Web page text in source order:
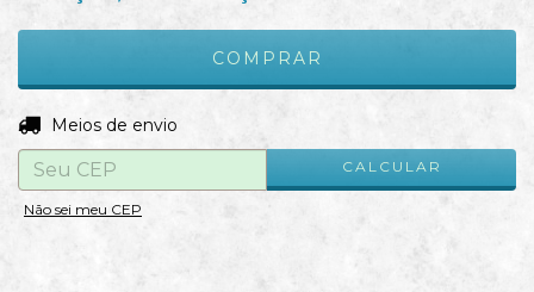
Entregas para o CEP:
Meios de envio
CALCULAR
Não sei meu CEP